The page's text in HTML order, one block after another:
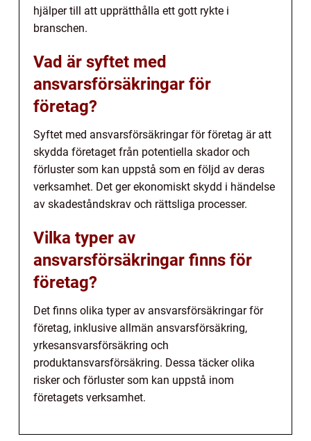
hjälper till att upprätthålla ett gott rykte i
branschen.
Vad är syftet med
ansvarsförsäkringar för
företag?
Syftet med ansvarsförsäkringar för företag är att
skydda företaget från potentiella skador och
förluster som kan uppstå som en följd av deras
verksamhet. Det ger ekonomiskt skydd i händelse
av skadeståndskrav och rättsliga processer.
Vilka typer av
ansvarsförsäkringar finns för
företag?
Det finns olika typer av ansvarsförsäkringar för
företag, inklusive allmän ansvarsförsäkring,
yrkesansvarsförsäkring och
produktansvarsförsäkring. Dessa täcker olika
risker och förluster som kan uppstå inom
företagets verksamhet.